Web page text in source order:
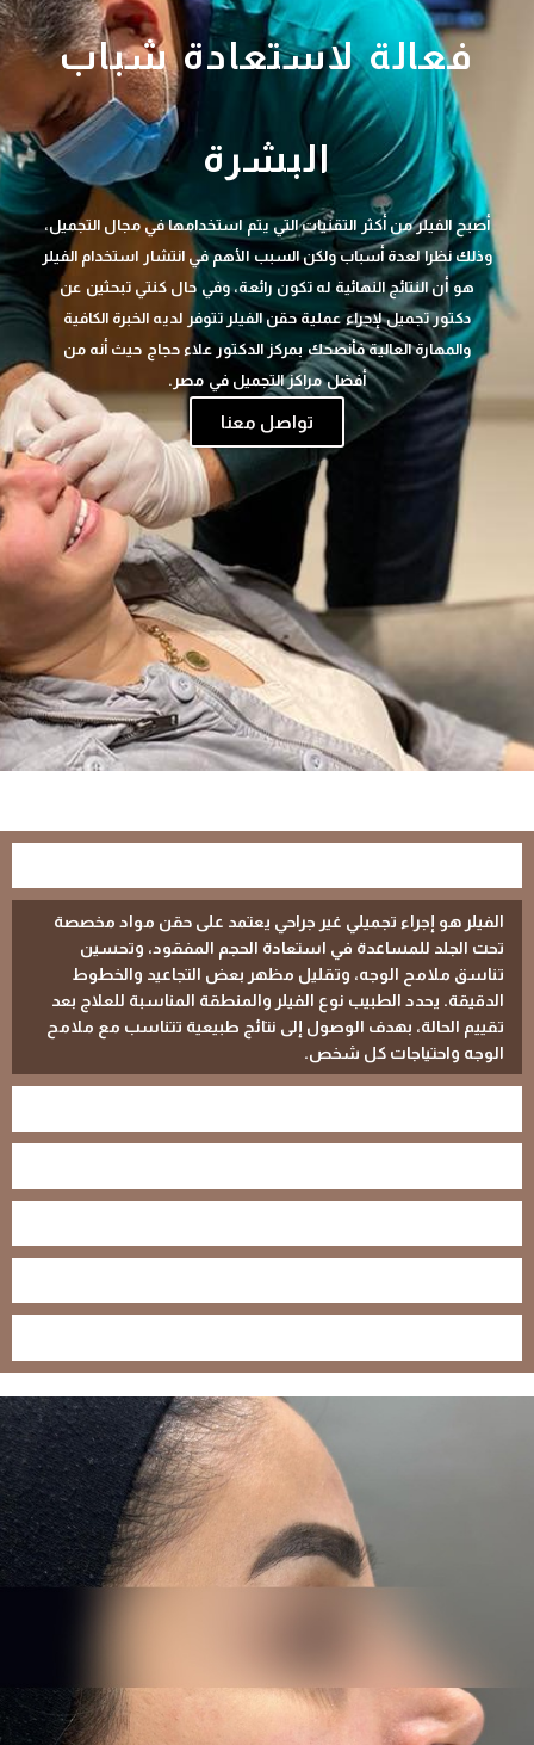
فعالة لاستعادة شباب
البشرة
أصبح الفيلر من أكثر التقنيات التي يتم استخدامها في مجال التجميل،
وذلك نظرا لعدة أسباب ولكن السبب الأهم في انتشار استخدام الفيلر
هو أن النتائج النهائية له تكون رائعة، وفي حال كنتي تبحثين عن
دكتور تجميل لإجراء عملية حقن الفيلر تتوفر لديه الخبرة الكافية
والمهارة العالية فأنصحك بمركز الدكتور علاء حجاج حيث أنه من
أفضل مراكز التجميل في مصر.
تواصل معنا
الفيلر هو إجراء تجميلي غير جراحي يعتمد على حقن مواد مخصصة
تحت الجلد للمساعدة في استعادة الحجم المفقود، وتحسين
تناسق ملامح الوجه، وتقليل مظهر بعض التجاعيد والخطوط
الدقيقة. يحدد الطبيب نوع الفيلر والمنطقة المناسبة للعلاج بعد
تقييم الحالة، بهدف الوصول إلى نتائج طبيعية تتناسب مع ملامح
الوجه واحتياجات كل شخص.